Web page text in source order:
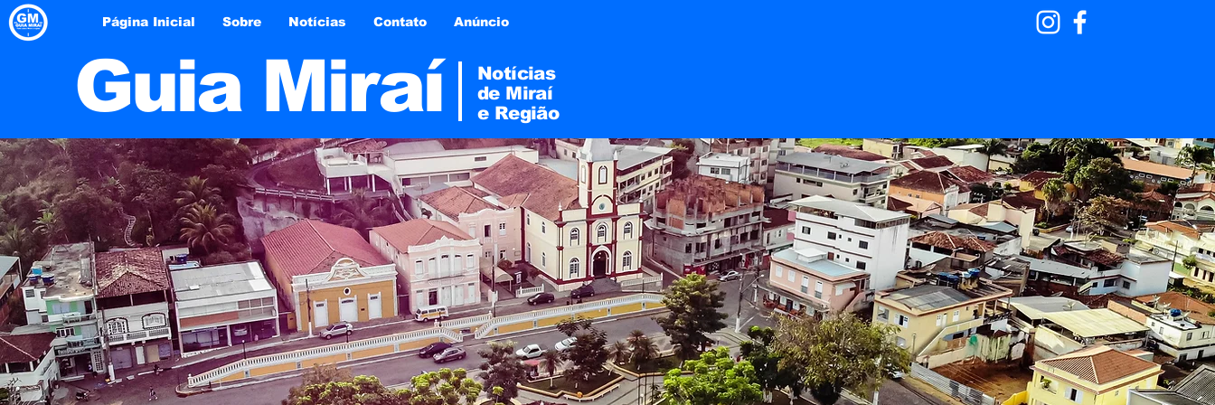
Página Inicial Sobre Notícias Contato Anúncio
Guia Miraí
Notícias
de Miraí
e Região